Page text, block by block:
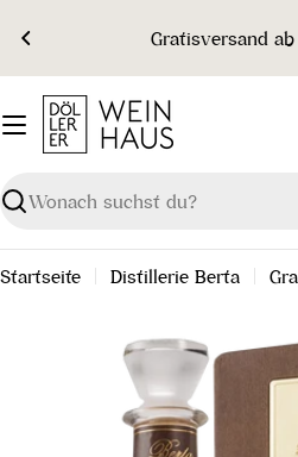
Inhalt
springen
Gratisversand
Suchen
Startseite Distillerie Berta